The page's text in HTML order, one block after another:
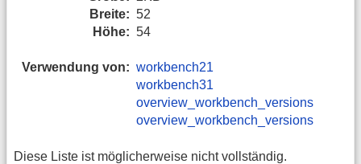
Breite: 52
Höhe: 54
Verwendung von: workbench21
workbench31
overview_workbench_versions
overview_workbench_versions
Diese Liste ist möglicherweise nicht vollständig.